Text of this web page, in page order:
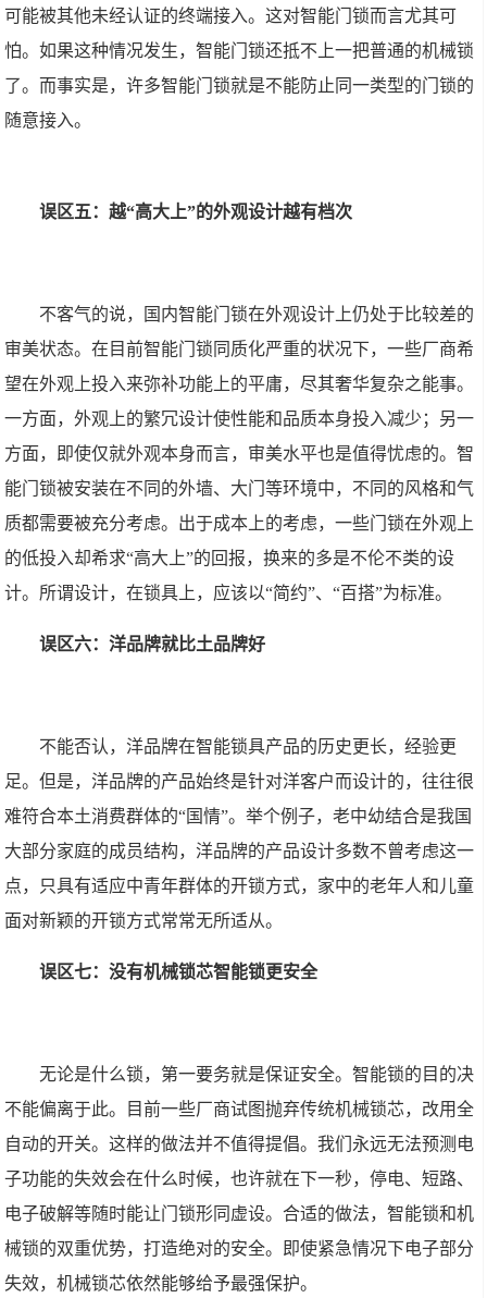
可能被其他未经认证的终端接入。这对智能门锁而言尤其可
怕。如果这种情况发生，智能门锁还抵不上一把普通的机械锁
了。而事实是，许多智能门锁就是不能防止同一类型的门锁的
随意接入。
误区五：越“高大上”的外观设计越有档次
不客气的说，国内智能门锁在外观设计上仍处于比较差的
审美状态。在目前智能门锁同质化严重的状况下，一些厂商希
望在外观上投入来弥补功能上的平庸，尽其奢华复杂之能事。
一方面，外观上的繁冗设计使性能和品质本身投入减少；另一
方面，即使仅就外观本身而言，审美水平也是值得忧虑的。智
能门锁被安装在不同的外墙、大门等环境中，不同的风格和气
质都需要被充分考虑。出于成本上的考虑，一些门锁在外观上
的低投入却希求“高大上”的回报，换来的多是不伦不类的设
计。所谓设计，在锁具上，应该以“简约”、“百搭”为标准。
误区六：洋品牌就比土品牌好
不能否认，洋品牌在智能锁具产品的历史更长，经验更
足。但是，洋品牌的产品始终是针对洋客户而设计的，往往很
难符合本土消费群体的“国情”。举个例子，老中幼结合是我国
大部分家庭的成员结构，洋品牌的产品设计多数不曾考虑这一
点，只具有适应中青年群体的开锁方式，家中的老年人和儿童
面对新颖的开锁方式常常无所适从。
误区七：没有机械锁芯智能锁更安全
无论是什么锁，第一要务就是保证安全。智能锁的目的决
不能偏离于此。目前一些厂商试图抛弃传统机械锁芯，改用全
自动的开关。这样的做法并不值得提倡。我们永远无法预测电
子功能的失效会在什么时候，也许就在下一秒，停电、短路、
电子破解等随时能让门锁形同虚设。合适的做法，智能锁和机
械锁的双重优势，打造绝对的安全。即使紧急情况下电子部分
失效，机械锁芯依然能够给予最强保护。